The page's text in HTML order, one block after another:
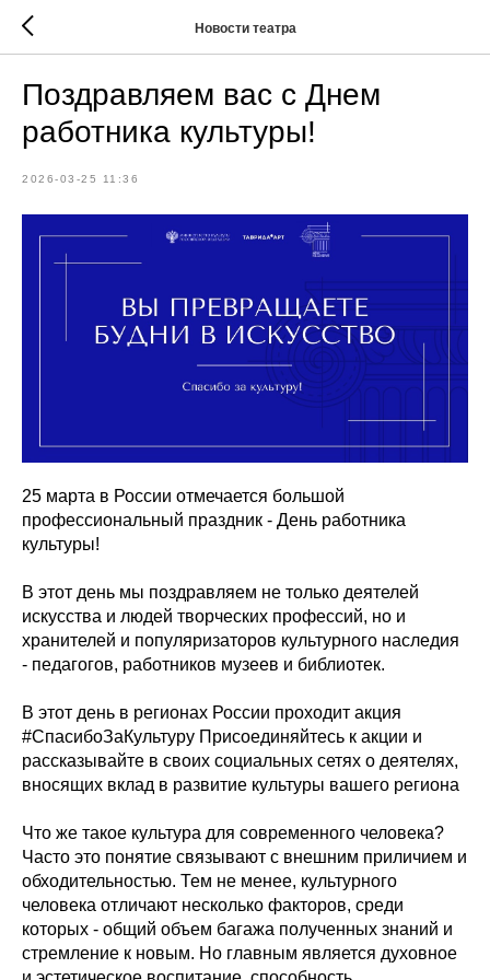
Новости театра
Поздравляем вас с Днем
работника культуры!
2026-03-25 11:36
25 марта в России отмечается большой
профессиональный праздник - День работника
культуры!
В этот день мы поздравляем не только деятелей
искусства и людей творческих профессий, но и
хранителей и популяризаторов культурного наследия
- педагогов, работников музеев и библиотек.
В этот день в регионах России проходит акция
#СпасибоЗаКультуру Присоединяйтесь к акции и
рассказывайте в своих социальных сетях о деятелях,
вносящих вклад в развитие культуры вашего региона
Что же такое культура для современного человека?
Часто это понятие связывают с внешним приличием и
обходительностью. Тем не менее, культурного
человека отличают несколько факторов, среди
которых - общий объем багажа полученных знаний и
стремление к новым. Но главным является духовное